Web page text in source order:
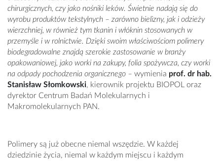
chirurgicznych, czy jako nośniki leków. Świetnie nadają się do
wyrobu produktów tekstylnych – zarówno bielizny, jak i odzieży
wierzchniej, w również tym tkanin i włóknin stosowanych w
przemyśle i w rolnictwie. Dzięki swoim właściwościom polimery
biodegradowalne znajdą szerokie zastosowanie w branży
opakowaniowej, jako worki na zakupy, folia spożywcza, czy worki
na odpady pochodzenia organicznego – wymienia prof. dr hab.
Stanisław Słomkowski, kierownik projektu BIOPOL oraz
dyrektor Centrum Badań Molekularnych i
Makromolekularnych PAN.
Polimery są już obecne niemal wszędzie. W każdej
dziedzinie życia, niemal w każdym miejscu i każdym